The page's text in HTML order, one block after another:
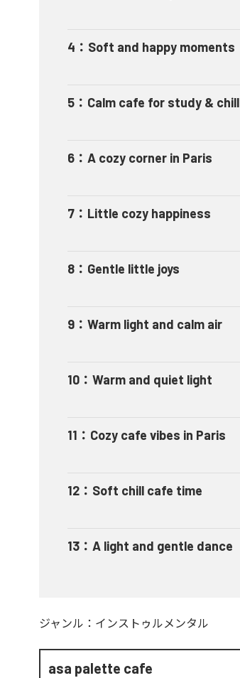
4 ： Soft and happy moments
5 ： Calm cafe for study & chill
6 ： A cozy corner in Paris
7 ： Little cozy happiness
8 ： Gentle little joys
9 ： Warm light and calm air
10 ： Warm and quiet light
11 ： Cozy cafe vibes in Paris
12 ： Soft chill cafe time
13 ： A light and gentle dance
ジャンル： インストゥルメンタル
asa palette cafe